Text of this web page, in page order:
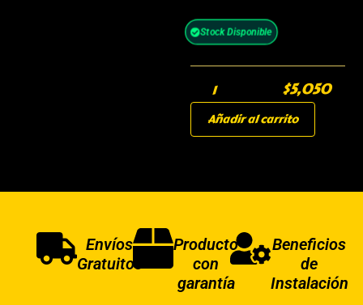
Stock Disponible
$5,050
Añadir al carrito
Envíos
Gratuitos
Producto
con
garantía
Beneficios
de
Instalación